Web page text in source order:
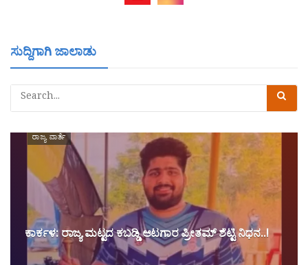
ಸುದ್ದಿಗಾಗಿ ಜಾಲಾಡು
ರಾಜ್ಯ ವಾರ್ತೆ
ಕಾರ್ಕಳ: ರಾಜ್ಯ ಮಟ್ಟದ ಕಬಡ್ಡಿ ಆಟಗಾರ ಪ್ರೀತಮ್ ಶೆಟ್ಟಿ ನಿಧನ..!